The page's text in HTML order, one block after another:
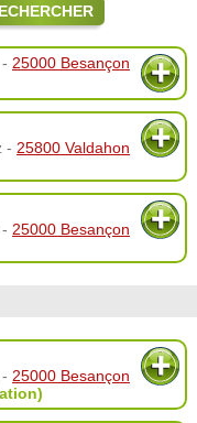
25000 Besançon
- 25800 Valdahon
25000 Besançon
25000 Besançon